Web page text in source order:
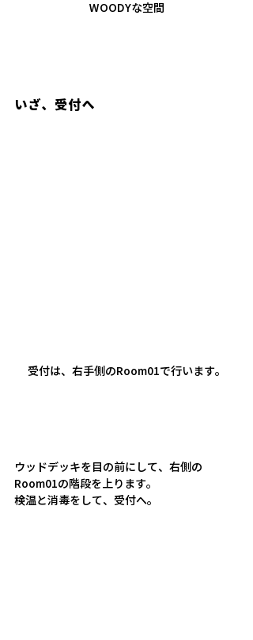
WOODYな空間
いざ、受付へ
受付は、右手側のRoom01で行います。
ウッドデッキを目の前にして、右側の
Room01の階段を上ります。
検温と消毒をして、受付へ。